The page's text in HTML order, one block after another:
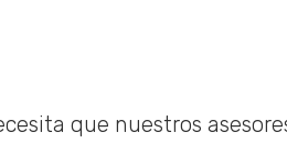
que nuestros